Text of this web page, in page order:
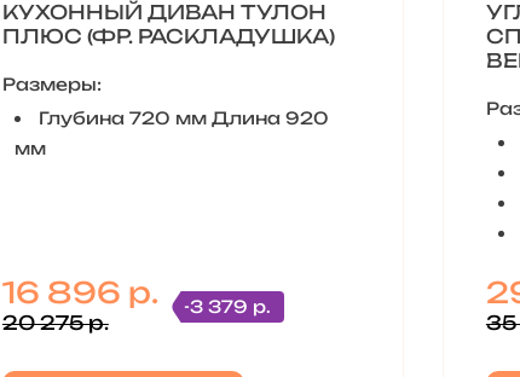
КУХОННЫЙ ДИВАН ТУЛОН
ПЛЮС (ФР. РАСКЛАДУШКА)
Размеры:
Глубина 720 мм Длина 920
мм
16 896 р.
20 275 р.
-3 379 р.
35